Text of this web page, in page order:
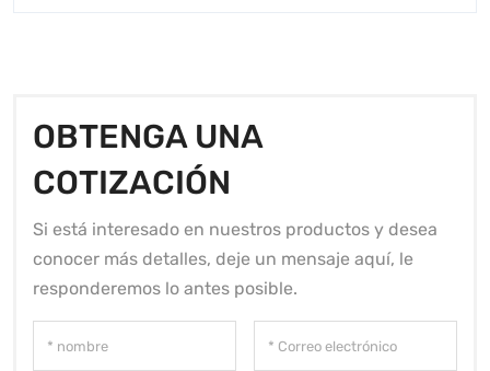
OBTENGA UNA
COTIZACIÓN
Si está interesado en nuestros productos y desea
conocer más detalles, deje un mensaje aquí, le
responderemos lo antes posible.